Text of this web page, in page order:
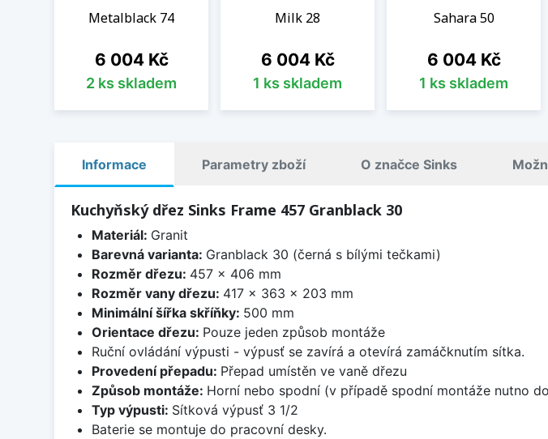
Metalblack 74
Cena
6 004 Kč
2 ks skladem
Milk 28
Cena
6 004 Kč
1 ks skladem
Sahara 50
Cena
6 004 Kč
1 ks skladem
Informace Parametry zboží O značce Sinks
Kuchyňský dřez Sinks Frame 457 Granblack 30
Materiál: Granit
Barevná varianta: Granblack 30 (černá s bílými tečkami)
Rozměr dřezu: 457 x 406 mm
Rozměr vany dřezu: 417 x 363 x 203 mm
Minimální šířka skříňky: 500 mm
Orientace dřezu: Pouze jeden způsob montáže
Ruční ovládání výpusti - výpusť se zavírá a otevírá zamáčknutím sítka.
Provedení přepadu: Přepad umístěn ve vaně dřezu
Způsob montáže: Horní nebo spodní (v případě spodní montáže nutno
Typ výpusti: Sítková výpusť 3 1/2
Baterie se montuje do pracovní desky.